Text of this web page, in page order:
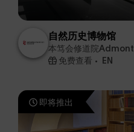
自然历史博物馆
本笃会修道院Admont
免费查看
EN
即将推出